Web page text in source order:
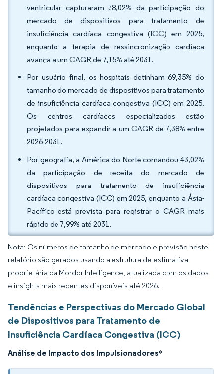
ventricular capturaram 38,02% da participação do
mercado de dispositivos para tratamento de
insuficiência cardíaca congestiva (ICC) em 2025,
enquanto a terapia de ressincronização cardíaca
avança a um CAGR de 7,15% até 2031.
Por usuário final, os hospitais detinham 69,35% do
tamanho do mercado de dispositivos para tratamento
de insuficiência cardíaca congestiva (ICC) em 2025.
Os centros cardíacos especializados estão
projetados para expandir a um CAGR de 7,38% entre
2026-2031.
Por geografia, a América do Norte comandou 43,02%
da participação de receita do mercado de
dispositivos para tratamento de insuficiência
cardíaca congestiva (ICC) em 2025, enquanto a Ásia-
Pacífico está prevista para registrar o CAGR mais
rápido de 7,99% até 2031.
Nota: Os números de tamanho de mercado e previsão neste
relatório são gerados usando a estrutura de estimativa
proprietária da Mordor Intelligence, atualizada com os dados
e insights mais recentes disponíveis até 2026.
Tendências e Perspectivas do Mercado Global
de Dispositivos para Tratamento de
Insuficiência Cardíaca Congestiva (ICC)
Análise de Impacto dos Impulsionadores*